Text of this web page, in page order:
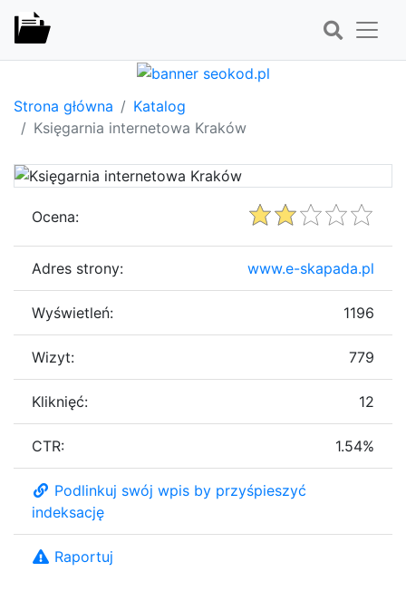
Strona główna
Katalog
Księgarnia internetowa Kraków
Ocena:
Adres strony: www.e-skapada.pl
Wyświetleń: 1196
Wizyt: 779
Kliknięć: 12
CTR: 1.54%
Podlinkuj swój wpis by przyśpieszyć
indeksację
Raportuj